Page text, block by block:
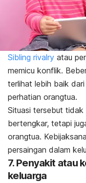
Sibling rivalry atau
memicu konflik.
terlihat lebih baik
perhatian orangtua.
Situasi tersebut
bertengkar, tetapi
orangtua.
persaingan dalam
7. Penyakit atau
keluarga